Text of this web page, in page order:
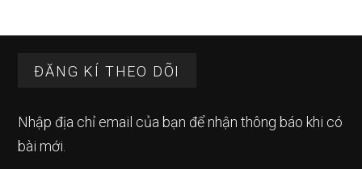
Footer
ĐĂNG KÍ THEO DÕI
Nhập địa chỉ email của bạn để nhận thông báo khi có
bài mới.